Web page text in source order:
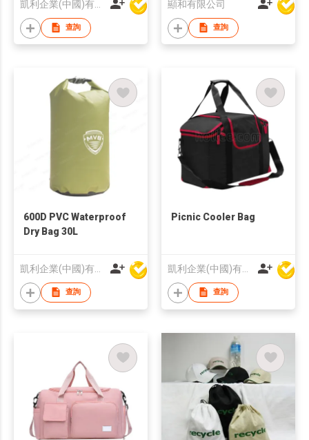
查詢
顯和有限公司
查詢
600D PVC Waterproof
Dry Bag 30L
查詢
Picnic Cooler Bag
查詢